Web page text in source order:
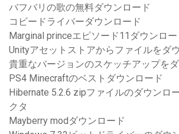
バフバリの歌の無料ダウンロード
コビードライバーダウンロード
Marginal princeエピソード11ダウンロ
Unityアセットストアからファイルをダ
貴重なバージョンのスケッチアップを
PS4 Minecraftのベストダウンロード
Hibernate 5.2.6 zipファイルのダウンロ
クタ
Mayberry modダウンロード